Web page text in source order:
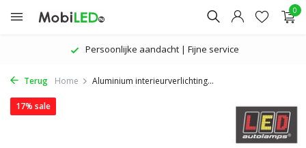
0
Persoonlijke aandacht | Fijne service
Terug Home Aluminium interieurverlichting...
17% sale